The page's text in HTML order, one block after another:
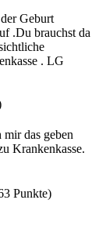
Geburt
.Du brauchst da
. LG
das geben
Krankenkasse.
Punkte)